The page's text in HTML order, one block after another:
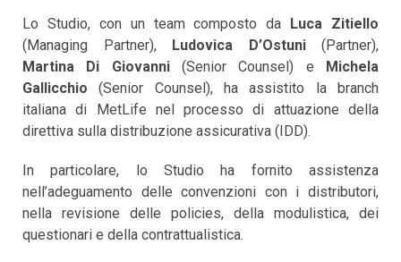
Lo Studio, con un team composto da Luca Zitiello
(Managing Partner), Ludovica D’Ostuni(Partner),
Martina Di Giovanni(Senior Counsel) e Michela
Gallicchio (Senior Counsel), ha assistito la branch
italiana di MetLife nel processo di attuazione della
direttiva sulla distribuzione assicurativa (IDD).
In particolare, lo Studio ha fornito assistenza
nell’adeguamento delle convenzioni con i distributori,
nella revisione delle policies, della modulistica, dei
questionari e della contrattualistica.